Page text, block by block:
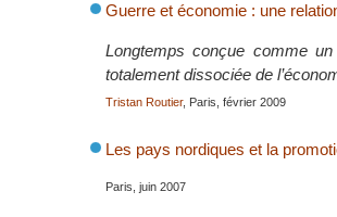
Guerre et économie : une
Longtemps conçue comme
totalement dissociée de
Tristan Routier, Paris, février 2009
Les pays nordiques et la
Paris, juin 2007